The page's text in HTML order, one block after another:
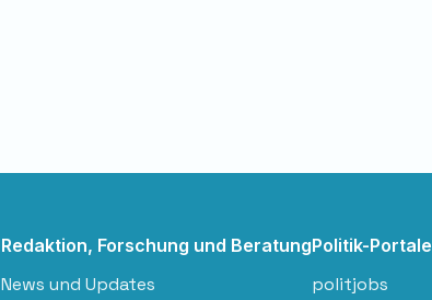
Redaktion, Forschung und Beratung
News und Updates
Politik-Portale
politjobs